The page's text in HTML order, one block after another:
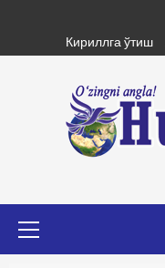
content
Кириллга ўтиш